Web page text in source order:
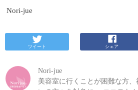
Nori-jue
ツイート シェア
Nori-jue
美容室に行くことが困難な方